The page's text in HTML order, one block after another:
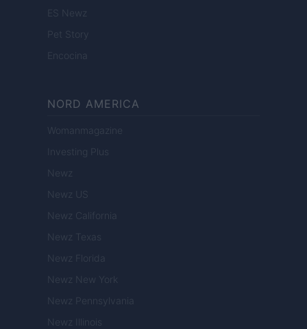
ES Newz
Pet Story
Encocina
NORD AMERICA
Womanmagazine
Investing Plus
Newz
Newz US
Newz California
Newz Texas
Newz Florida
Newz New York
Newz Pennsylvania
Newz Illinois